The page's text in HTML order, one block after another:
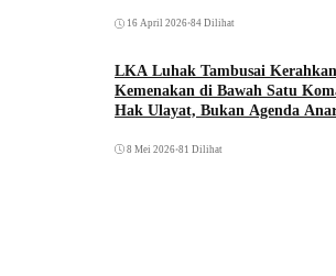
16 April 2026•84 Dilihat
LKA Luhak Tambusai
Kemenakan di Bawah Satu
Hak Ulayat, Bukan Agenda
8 Mei 2026•81 Dilihat